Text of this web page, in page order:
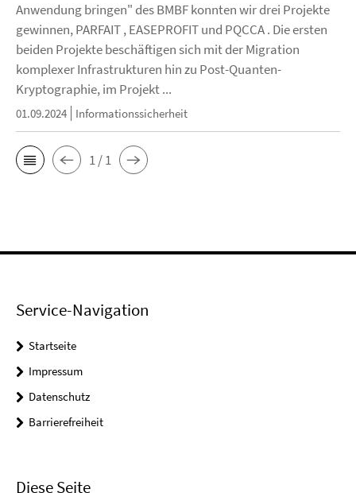
Anwendung bringen" des BMBF konnten wir drei Projekte
gewinnen, PARFAIT , EASEPROFIT und PQCCA . Die ersten
beiden Projekte beschäftigen sich mit der Migration
komplexer Infrastrukturen hin zu Post-Quanten-
Kryptographie, im Projekt ...
01.09.2024 Informationssicherheit
1 / 1
Service-Navigation
Startseite
Impressum
Datenschutz
Barrierefreiheit
Diese Seite